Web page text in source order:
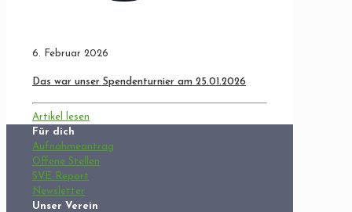
6. Februar 2026
Das war unser Spendenturnier am 25.01.2026
Artikel lesen
Für dich
Aufnahmeantrag
Offene Stellen
SVE Report
Newsletter
Unser Verein